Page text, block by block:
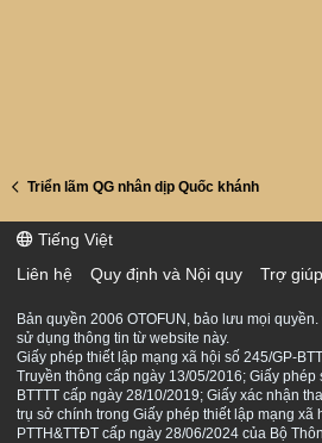
Triển lãm QG nhân dịp Quốc khánh
Tiếng Việt
Liên hệ
Quy định và Nội quy Trợ giúp
Bản quyền 2006 OTOFUN, bảo lưu mọi
sử dụng thông tin từ website này.
Giấy phép thiết lập mạng xã hội số 245/GP-
Truyền thông cấp ngày 13/05/2016; Giấy
BTTTT cấp ngày 28/10/2019; Giấy xác nhận
trụ sở chính trong Giấy phép thiết lập mạng xã
PTTH&TTĐT cấp ngày 28/06/2024 của Bộ